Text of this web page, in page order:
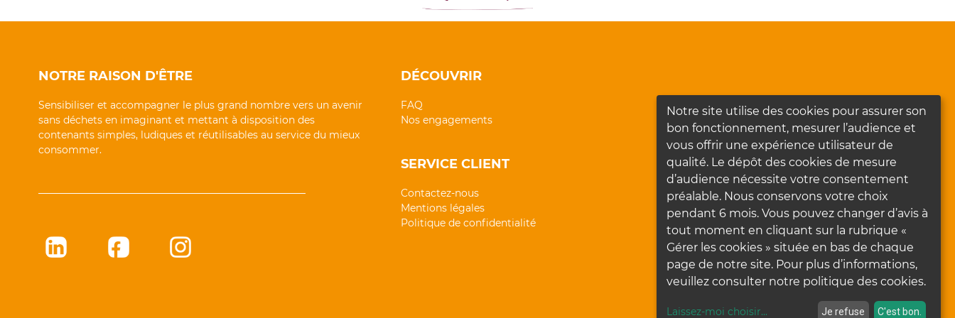
NOTRE RAISON D'ÊTRE
Sensibiliser et accompagner le plus grand nombre vers un avenir
sans déchets en imaginant et mettant à disposition des
contenants simples, ludiques et réutilisables au service du mieux
consommer.
DÉCOUVRIR
FAQ
Nos engagements
SERVICE CLIENT
Contactez-nous
Mentions légales
Politique de confidentialité
Notre site utilise des cookies pour assurer son
bon fonctionnement, mesurer l’audience et
vous offrir une expérience utilisateur de
qualité. Le dépôt des cookies de mesure
d’audience nécessite votre consentement
préalable. Nous conservons votre choix
pendant 6 mois. Vous pouvez changer d’avis à
tout moment en cliquant sur la rubrique «
Gérer les cookies » située en bas de chaque
page de notre site. Pour plus d’informations,
veuillez consulter notre politique des cookies.
Laissez-moi choisir... Je refuse C'est bon.